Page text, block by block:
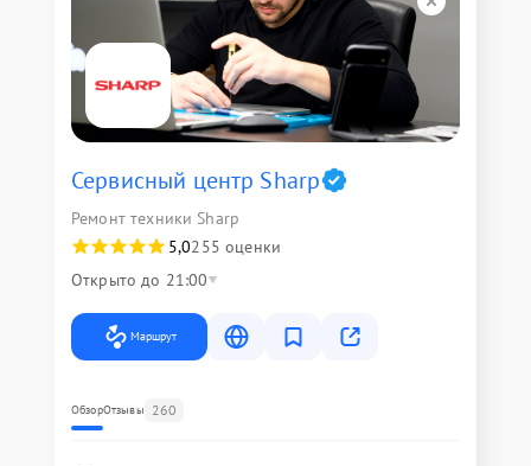
Сервисный центр Sharp
Ремонт техники Sharp
5,0255 оценки
Открыто до 21:00
Маршрут
ОбзорОтзывы 260